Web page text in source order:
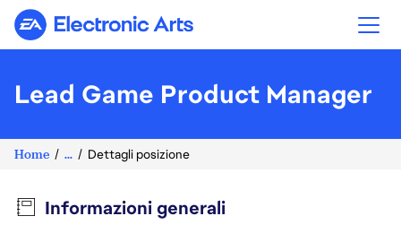
Electronic Arts
Lead Game Product Manager
Home ... Dettagli posizione
Informazioni generali